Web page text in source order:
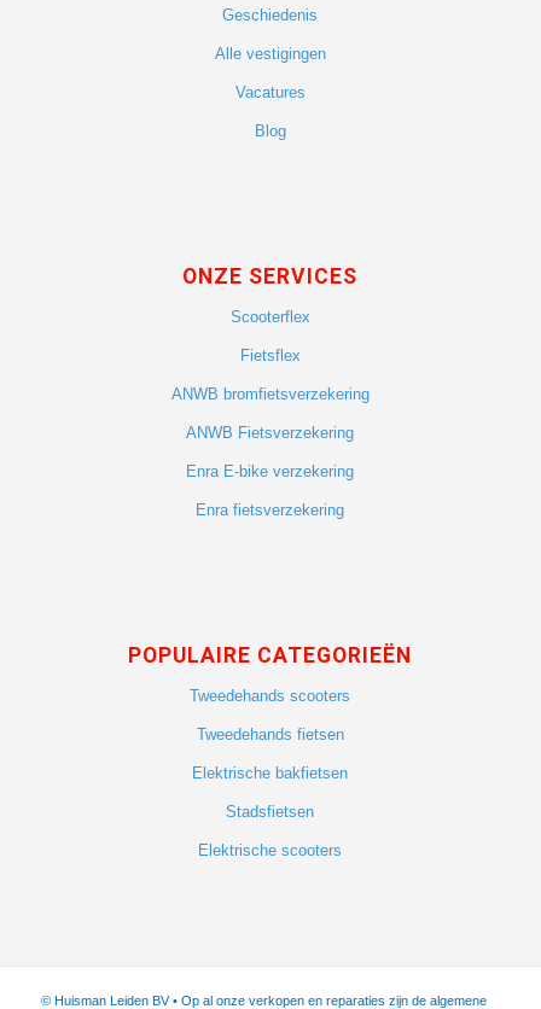
Geschiedenis
Alle vestigingen
Vacatures
Blog
ONZE SERVICES
Scooterflex
Fietsflex
ANWB bromfietsverzekering
ANWB Fietsverzekering
Enra E-bike verzekering
Enra fietsverzekering
POPULAIRE CATEGORIEËN
Tweedehands scooters
Tweedehands fietsen
Elektrische bakfietsen
Stadsfietsen
Elektrische scooters
© Huisman Leiden BV • Op al onze verkopen en reparaties zijn de algemene